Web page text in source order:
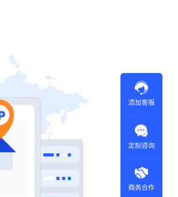
添加客服
定制咨询
商务合作